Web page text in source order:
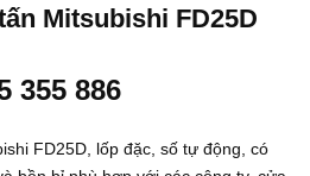
Mitsubishi FD25D
355 886
FD25D, lốp đặc, số tự động, có